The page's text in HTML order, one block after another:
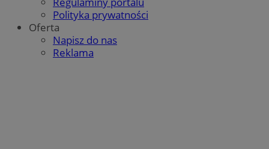
Polityka prywatności
Oferta
Napisz do nas
Reklama